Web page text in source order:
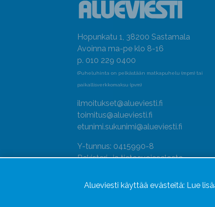
Hopunkatu 1, 38200 Sastamala
Avoinna ma-pe klo 8-16
p. 010 229 0400
(Puheluhinta on pelkästään matkapuhelu (mpm) tai
paikallisverkkomaksu (pvm)
ilmoitukset@alueviesti.fi
toimitus@alueviesti.fi
etunimi.sukunimi@alueviesti.fi
Y-tunnus: 0415990-8
Rekisteri- ja tietosuojaseloste
Seuraa meitä
Alueviesti käyttää evästeitä: Lue